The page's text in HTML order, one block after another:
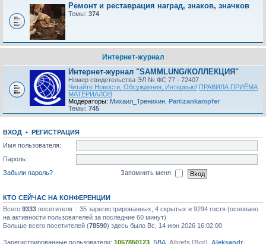
Ремонт и реставрация наград, знаков, значков
Темы: 374
Интернет-журнал
Интернет-журнал "SAMMLUNG/КОЛЛЕКЦИЯ"
Номер свидетельства ЭЛ № ФС 77 - 72407
Читайте Новости, Обсуждения, Интервью! ПРАВИЛА ПРИЁМА
МАТЕРИАЛОВ
Модераторы: Михаил_Тренихин Partizankampfer
Темы: 745
ВХОД • РЕГИСТРАЦИЯ
Имя пользователя:
Пароль:
Забыли пароль?
Запомнить меня
КТО СЕЙЧАС НА КОНФЕРЕНЦИИ
Всего 9333 посетителя :: 35 зарегистрированных, 4 скрытых и 9294 гостя (основано
на активности пользователей за последние 60 минут)
Больше всего посетителей (78590) здесь было Вс, 14 июн 2026 16:02:00
Зарегистрированные пользователи: 1057850123 БВА Ahrefs [Bot] Aleksandr